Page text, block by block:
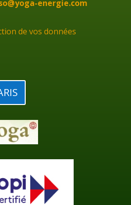
energie.com
de vos données